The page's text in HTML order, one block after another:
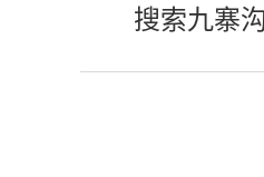
搜索九寨